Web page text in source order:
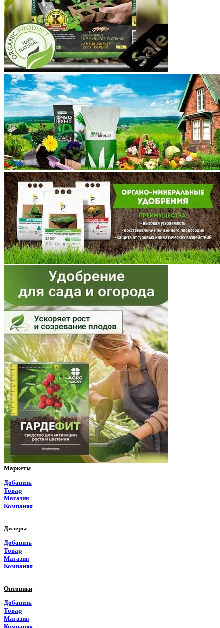
Краснодарский край
Красноярский край
Крым
Курганская область
Курская область
Ленинградская область
Липецкая область
Магаданская область
Марий Эл
Мордовия
Московская область
Мурманская область
Ненецкий АО
Нижегородская область
Новгородская область
Новосибирская область
Омская область
Оренбургская область
Орловская область
Пензенская область
Пермский край
Приморский край
Псковская область
Ростовская область
Маркеты
Добавить
Товар
Магазин
Компания
Дилеры
Добавить
Товар
Магазин
Компания
Оптовики
Добавить
Товар
Магазин
Компания